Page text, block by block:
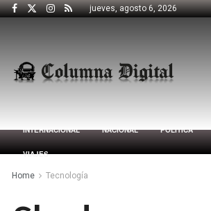
jueves, agosto 6, 2026
INTERNACIONAL NACIONAL POLÍTICA
VIAJES
Home Tecnología